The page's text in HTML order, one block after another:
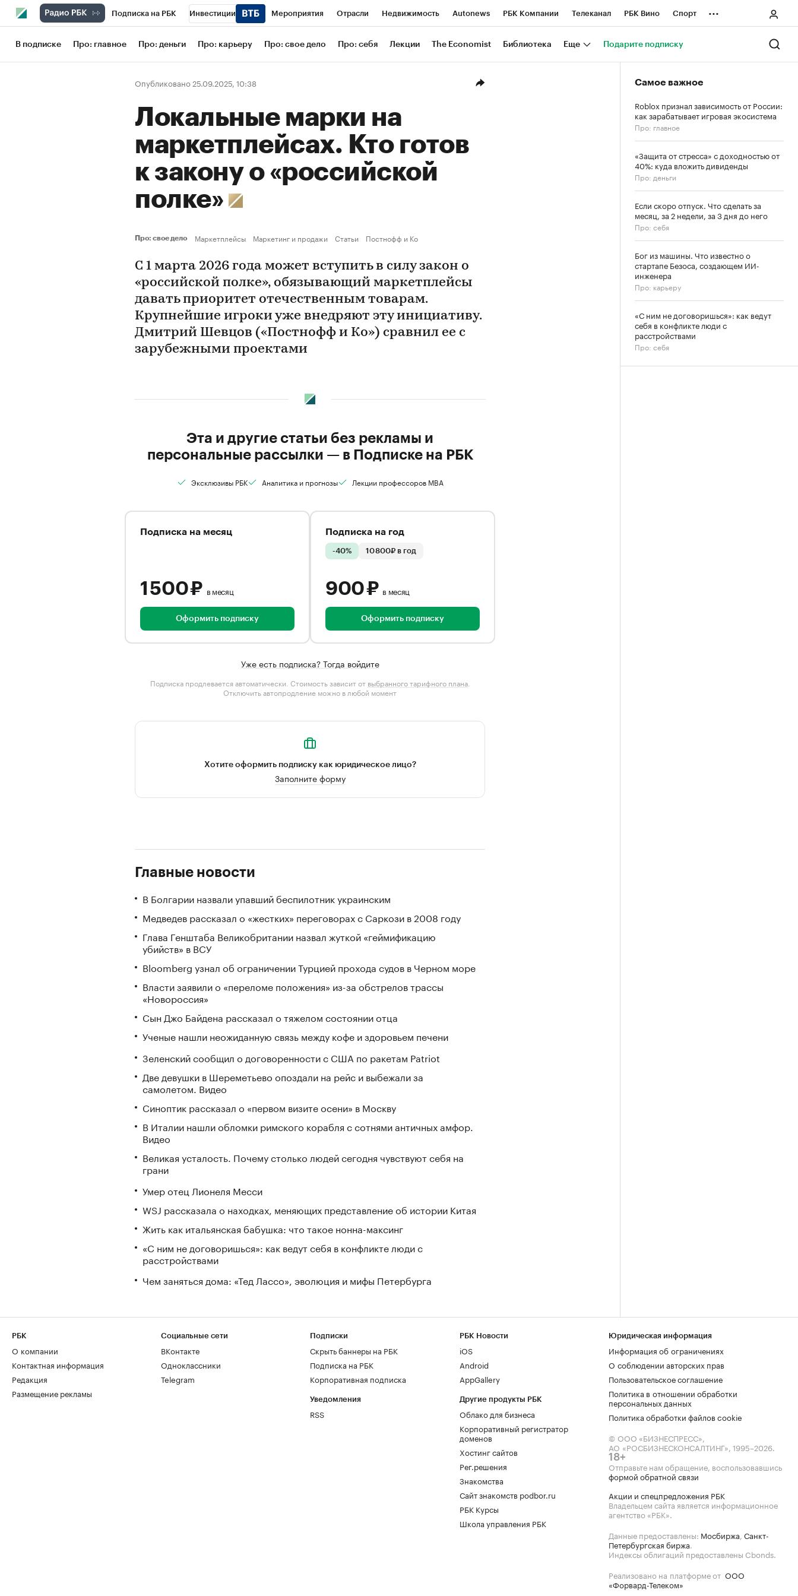
Подписка на РБК Инвестиции Мероприятия Отрасли Недвижимость Autonews РБК Компании Телеканал РБК Вино Спорт
Школа управления РБК РБК Образование РБК Life Тренды Визионеры Национальные проекты Город
Рынок наличной валюты
...
В подписке Про: главное Про: деньги Про: карьеру Про: свое дело Про: себя Лекции The Economist Библиотека Еще Подарите подписку
Опубликовано 25.09.2025, 10:38
Локальные марки на
маркетплейсах. Кто готов
к закону о «российской
полке»
Про: свое дело Маркетплейсы Маркетинг и продажи Статьи Постнофф и Ко
С 1 марта 2026 года может вступить в силу закон о
«российской полке», обязывающий маркетплейсы
давать приоритет отечественным товарам.
Крупнейшие игроки уже внедряют эту инициативу.
Дмитрий Шевцов («Постнофф и Ко») сравнил ее с
зарубежными проектами
Эта и другие статьи без рекламы и
персональные рассылки — в Подписке на РБК
Эксклюзивы РБК Аналитика и прогнозы Лекции профессоров MBA
Подписка на месяц
1 500 ₽ в месяц
Оформить подписку
Подписка на год
-40% 10 800₽ в год
900 ₽ в месяц
Оформить подписку
Уже есть подписка? Тогда войдите
Подписка продлевается автоматически. Стоимость зависит от выбранного тарифного плана.
Отключить автопродление можно в любой момент
Хотите оформить подписку как юридическое лицо?
Заполните форму
Главные новости
В Болгарии назвали упавший беспилотник украинским
Медведев рассказал о «жестких» переговорах с Саркози в 2008 году
Глава Генштаба Великобритании назвал жуткой «геймификацию
убийств» в ВСУ
Bloomberg узнал об ограничении Турцией прохода судов в Черном море
Власти заявили о «переломе положения» из-за обстрелов трассы
«Новороссия»
Сын Джо Байдена рассказал о тяжелом состоянии отца
Ученые нашли неожиданную связь между кофе и здоровьем печени
Зеленский сообщил о договоренности с США по ракетам Patriot
Две девушки в Шереметьево опоздали на рейс и выбежали за
самолетом. Видео
Синоптик рассказал о «первом визите осени» в Москву
В Италии нашли обломки римского корабля с сотнями античных амфор.
Видео
Великая усталость. Почему столько людей сегодня чувствуют себя на
грани
Умер отец Лионеля Месси
WSJ рассказала о находках, меняющих представление об истории Китая
Жить как итальянская бабушка: что такое нонна-максинг
«С ним не договоришься»: как ведут себя в конфликте люди с
расстройствами
Чем заняться дома: «Тед Лассо», эволюция и мифы Петербурга
Самое важное
Roblox признал зависимость от России:
как зарабатывает игровая экосистема
Про: главное
«Защита от стресса» с доходностью от
40%: куда вложить дивиденды
Про: деньги
Если скоро отпуск. Что сделать за
месяц, за 2 недели, за 3 дня до него
Про: себя
Бог из машины. Что известно о
стартапе Безоса, создающем ИИ-
инженера
Про: карьеру
«С ним не договоришься»: как ведут
себя в конфликте люди с
расстройствами
Про: себя
РБК
О компании
Контактная информация
Редакция
Размещение рекламы
Социальные сети
ВКонтакте
Одноклассники
Telegram
Подписки
Скрыть баннеры на РБК
Подписка на РБК
Корпоративная подписка
Уведомления
RSS
РБК Новости
iOS
Android
AppGallery
Другие продукты РБК
Облако для бизнеса
Корпоративный регистратор
доменов
Хостинг сайтов
Рег.решения
Знакомства
Сайт знакомств podbor.ru
РБК Курсы
Школа управления РБК
Юридическая информация
Информация об ограничениях
О соблюдении авторских прав
Пользовательское соглашение
Политика в отношении обработки
персональных данных
Политика обработки файлов cookie
© ООО «БИЗНЕСПРЕСС»,
АО «РОСБИЗНЕСКОНСАЛТИНГ», 1995–2026.
18+
Отправьте нам обращение, воспользовавшись
формой обратной связи
Акции и спецпредложения РБК
Владельцем сайта является информационное
агентство «РБК».
Данные предоставлены: Мосбиржа, Санкт-
Петербургская биржа.
Индексы облигаций предоставлены Cbonds.
Реализовано на платформе от ООО
«Форвард-Телеком»